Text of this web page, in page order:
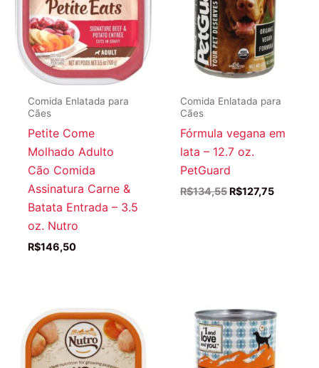
Comida Enlatada para
Cães
Petite Come
Molhado Adulto
Cão Comida
Assinatura Carne &
Batata Entrada – 3.5
oz. Nutro
R$146,50
Comida Enlatada para
Cães
Fórmula vegana em
lata – 12.7 oz.
PetGuard
R$134,55 O
R$127,75O